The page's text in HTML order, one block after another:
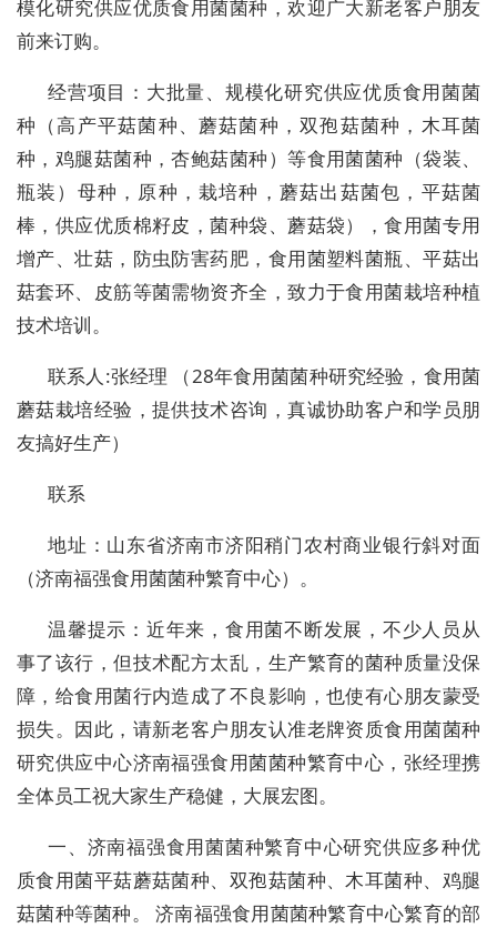
模化研究供应优质食用菌菌种，欢迎广大新老客户朋友
前来订购。
经营项目：大批量、规模化研究供应优质食用菌菌
种（高产平菇菌种、蘑菇菌种，双孢菇菌种，木耳菌
种，鸡腿菇菌种，杏鲍菇菌种）等食用菌菌种（袋装、
瓶装）母种，原种，栽培种，蘑菇出菇菌包，平菇菌
棒，供应优质棉籽皮，菌种袋、蘑菇袋），食用菌专用
增产、壮菇，防虫防害药肥，食用菌塑料菌瓶、平菇出
菇套环、皮筋等菌需物资齐全，致力于食用菌栽培种植
技术培训。
联系人:张经理 （28年食用菌菌种研究经验，食用菌
蘑菇栽培经验，提供技术咨询，真诚协助客户和学员朋
友搞好生产）
联系
地址：山东省济南市济阳稍门农村商业银行斜对面
（济南福强食用菌菌种繁育中心）。
温馨提示：近年来，食用菌不断发展，不少人员从
事了该行，但技术配方太乱，生产繁育的菌种质量没保
障，给食用菌行内造成了不良影响，也使有心朋友蒙受
损失。因此，请新老客户朋友认准老牌资质食用菌菌种
研究供应中心济南福强食用菌菌种繁育中心，张经理携
全体员工祝大家生产稳健，大展宏图。
一、济南福强食用菌菌种繁育中心研究供应多种优
质食用菌平菇蘑菇菌种、双孢菇菌种、木耳菌种、鸡腿
菇菌种等菌种。 济南福强食用菌菌种繁育中心繁育的部